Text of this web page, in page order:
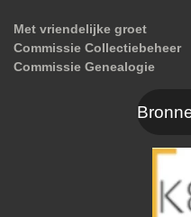
Met vriendelijke groet
Commissie Collectiebeheer
Commissie Genealogie